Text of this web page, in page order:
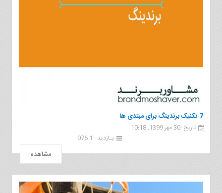
7 تکنیک برندینگ برای مبتدی ها
تاریخ :30 مهر 1399, 10:18
بـازدید : 1 076
مشاهده